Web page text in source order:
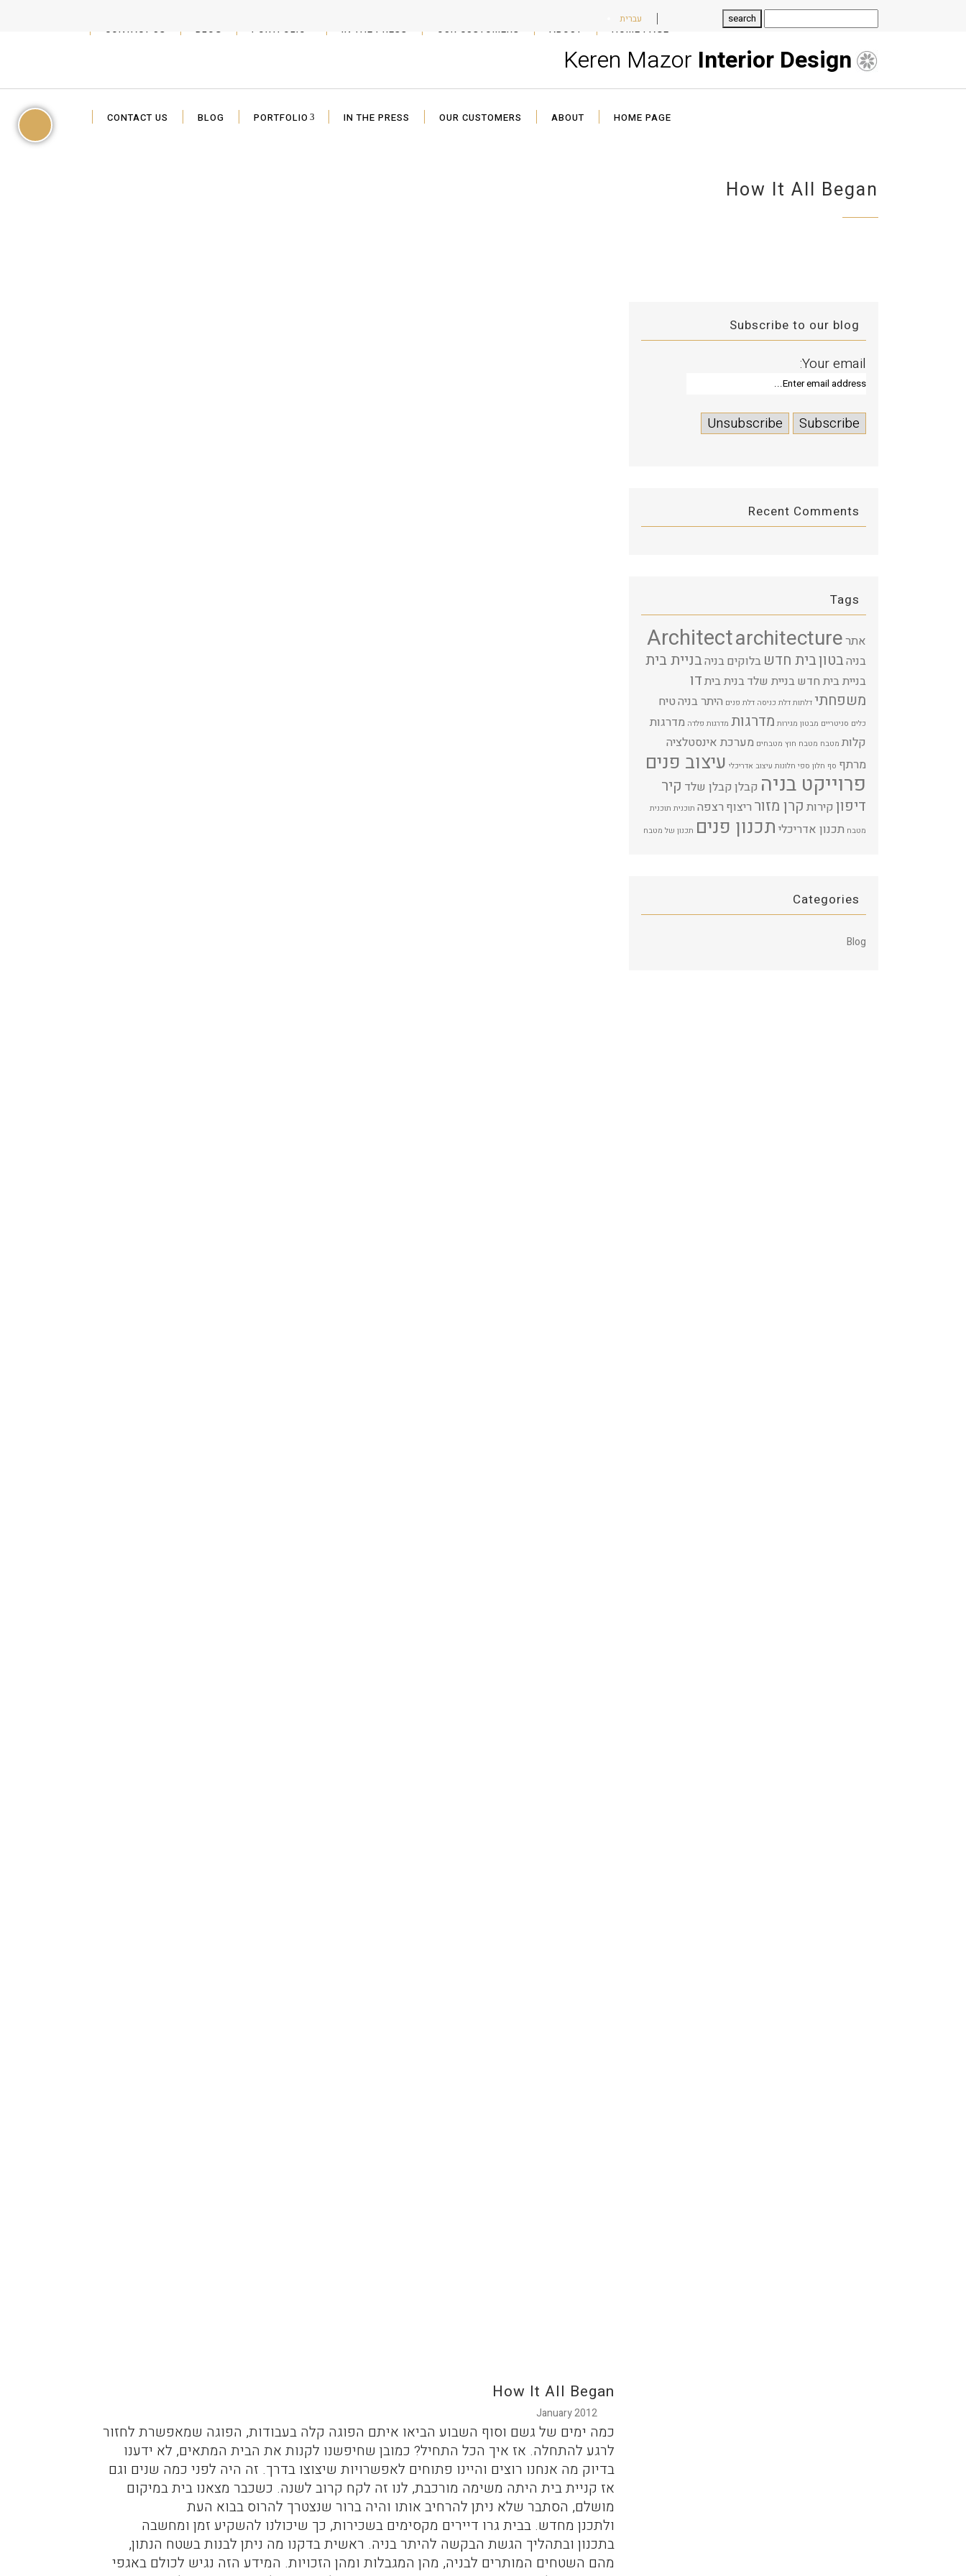
עברית
Keren Mazor Interior Design
HOME PAGE
ABOUT
OUR CUSTOMERS
IN THE PRESS
PORTFOLIO
BLOG
CONTACT US
HOME PAGE
ABOUT
OUR CUSTOMERS
IN THE PRESS
PORTFOLIO
BLOG
CONTACT US
How It All Began
Subscribe to our blog
Your email:
Recent Comments
Tags
Architectarchitectureאתר
בניהבטוןבית חדש בלוקיםבניהבניית בית
בניית בית חדשבניית שלדבנית ביתדו
משפחתי דלתות דלת כניסה דלת פנים היתר בניהטיח
כלים סניטריים מבטון מגירות מדרגות מדרגות פלדה מדרגות
קלות מטבח מטבח חוץ מטבחים מערכת אינסטלציה
מרתף סף חלון ספי חלונות עיצוב אדריכלי עיצוב פנים
פרוייקט בניה קבלן קבלן שלד קיר
דיפון קירות קרן מזור ריצוף רצפה תוכנית תוכנית
מטבח תכנון אדריכלי תכנון פנים תכנון של מטבח
Categories
Blog
How It All Began
2012 January
כמה ימים של גשם וסוף השבוע הביאו איתם הפוגה קלה בעבודות, הפוגה שמאפשרת לחזור
לרגע להתחלה. אז איך הכל התחיל? כמובן שחיפשנו לקנות את הבית המתאים, לא ידענו
בדיוק מה אנחנו רוצים והיינו פתוחים לאפשרויות שיצוצו בדרך. זה היה לפני כמה שנים וגם
אז קניית בית היתה משימה מורכבת, לנו זה לקח קרוב לשנה. כשכבר מצאנו בית במיקום
מושלם, הסתבר שלא ניתן להרחיב אותו והיה ברור שנצטרך להרוס בבוא העת
ולתכנן מחדש. בבית גרו דיירים מקסימים בשכירות, כך שיכולנו להשקיע זמן ומחשבה
בתכנון ובתהליך הגשת הבקשה להיתר בניה. ראשית בדקנו מה ניתן לבנות בשטח הנתון,
מהם השטחים המותרים לבניה, מהן המגבלות ומהן הזכויות. המידע הזה נגיש לכולם באגפי